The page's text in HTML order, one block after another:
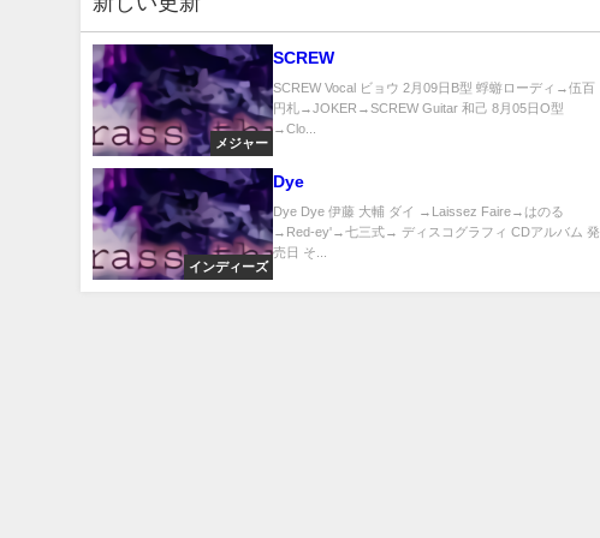
メジャー
SCREW
SCREW Vocal ビョウ 2月09日B型 蜉蝣ローディ→伍百
円札→JOKER→SCREW Guitar 和己 8月05日O型
→Clo...
インディーズ
Dye
Dye Dye 伊藤 大輔 ダイ →Laissez Faire→はのる
→Red-ey'→七三式→ ディスコグラフィ CDアルバム 発
売日 そ...